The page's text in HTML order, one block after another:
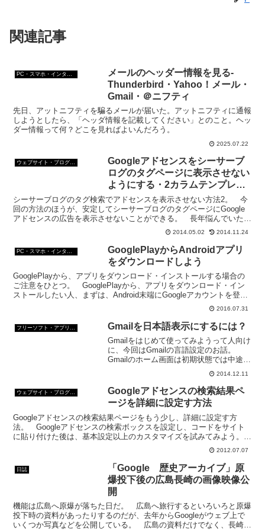
関連記事
PC・スマホ・インターネットトラブルの解消方法
メールのヘッダー情報を見る-
Thunderbird・Yahoo！メール・
Gmail・＠ニフティ
先日、アットニフティを騙るメールが届いた。アットニフティに通報
しようとしたら、「ヘッダ情報を記載してください」とのこと。ヘッ
ダー情報って何？どこを見ればよいんだろう。
2025.07.22
ウェブサイト・ブログ作成
Googleアドセンスをシーサーブ
ログのタグページに表示させない
ようにする・2カラムテンプレー
トサイドカラム編
シーサーブログのタグ検索でアドセンスを表示させない方法2。 今
回の方法のほうが、安定してシーサーブログのタグページにGoogle
アドセンスの広告を表示させないことができる。 長年悩んでいた、
シーサーブログの｢タグ」の検索エリアでGoogle...2014.05.02 2014.11.24
GooglePlayからAndroidアプリ
をダウンロードしよう
GooglePlayから、アプリをダウンロード・インストールする場合の
ご注意をひとつ。 GooglePlayから、アプリをダウンロード・イン
ストールしたい人、まずは、Android末端にGoogleアカウントを登録
2016.07.31
フリーソフト・アプリ・Webサービス Gmailを日本語表示にするには？
Gmailをはじめて使ってみようって人向け
に、今回はGmailの言語設定のお話。
Gmailのホーム画面は初期状態では中途半
端な日本語でなんだかわかりにくい。
たとえば、件名や内容は日本語なのだが
インデックスや日時が英語表示だ。
←（Gmai...
2014.12.11
ウェブサイト・ブログ作成
Googleアドセンスの検索結果ペ
ージを詳細に設定す方法
Googleアドセンスの検索結果ページをもう少し、詳細に設定す方
法。 Googleアドセンスの検索ボックスを設定し、コードをサイト
に貼り付けた後は、基本設定以上のカスタマイズを試みてみよう。
2012.07.07
日誌
「Google 歴史アーカイブ」原
爆投下後の広島長崎の画像映像公
開
機能は広島へ原爆が落ちた日だ。 広島へ旅行するといろいろと原爆
投下時の資料があったりするのだが、去年からGoogleがウェブ上で
いくつか写真などを公開している。 広島の資料だけでなく、長崎の